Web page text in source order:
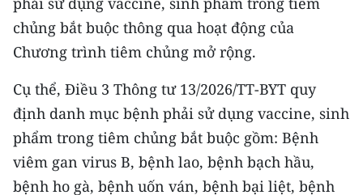
Media Giáo dục
Media Y tế
Media Khoa học - Công nghệ
Media Môi trường
Ảnh
chủng bắt buộc thông qua hoạt động của
Chương trình tiêm chủng mở rộng.
Cụ thể, Điều 3 Thông tư 13/2026/TT-BYT quy
định danh mục bệnh phải sử dụng vaccine, sinh
phẩm trong tiêm chủng bắt buộc gồm: Bệnh
viêm gan virus B, bệnh lao, bệnh bạch hầu,
bệnh ho gà, bệnh uốn ván, bệnh bại liệt, bệnh